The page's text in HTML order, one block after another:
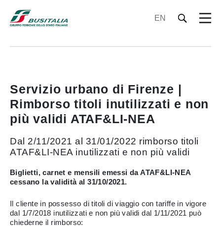
EN
Servizio urbano di Firenze |
Rimborso titoli inutilizzati e non
più validi ATAF&LI-NEA
Dal 2/11/2021 al 31/01/2022 rimborso titoli
ATAF&LI-NEA inutilizzati e non più validi
Biglietti, carnet e mensili emessi da ATAF&LI-NEA
cessano la validità al 31/10/2021.
Il cliente in possesso di titoli di viaggio con tariffe in vigore
dal 1/7/2018 inutilizzati e non più validi dal 1/11/2021 può
chiederne il rimborso: